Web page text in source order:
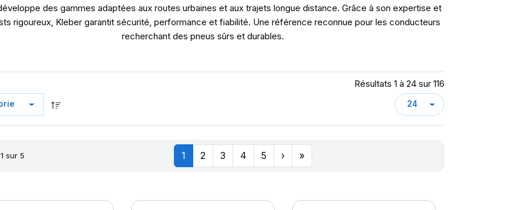
des gammes adaptées aux routes urbaines et aux trajets longue distance. Grâce à son expertise et
rigoureux, Kleber garantit sécurité, performance et fiabilité. Une référence reconnue pour les conducteurs
recherchant des pneus sûrs et durables.
Résultats 1 à 24 sur 116
sur 5 1 2 3 4 5 › »